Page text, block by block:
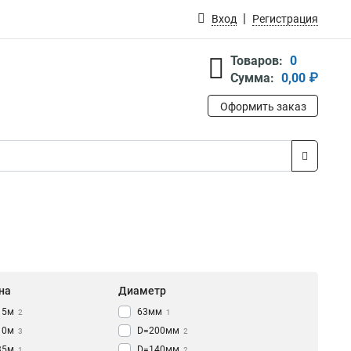
Вход Регистрация
Товаров: 0
Сумма: 0,00 ₽
Оформить заказ
2
3
Диаметр
63мм 1
D=200мм 2